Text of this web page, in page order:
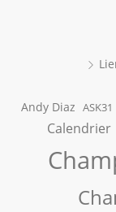
Andy Diaz ASK31
Calendrier